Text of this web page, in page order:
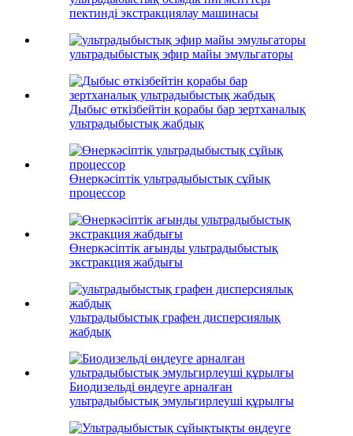
пектинді экстракциялау машинасы
ультрадыбыстық эфир майы эмульгаторы
Дыбыс өткізбейтін қорабы бар зертханалық
ультрадыбыстық жабдық
Өнеркәсіптік ультрадыбыстық сұйық
процессор
Өнеркәсіптік ағынды ультрадыбыстық
экстракция жабдығы
ультрадыбыстық графен дисперсиялық
жабдық
Биодизельді өңдеуге арналған
ультрадыбыстық эмульгирлеуші ​​құрылғы